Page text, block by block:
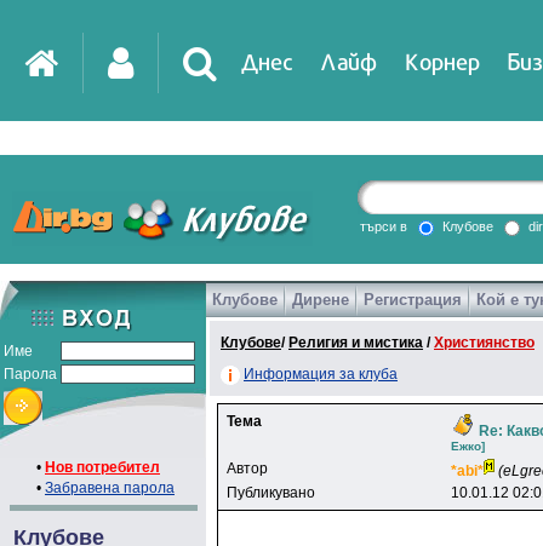
Днес Лайф Корнер
DirTV Impressio
Games
търси в Клубове
Име
Парола
• Нов потребител
• Забравена парола
Клубове
Клубове Дирене Регистрация Кой е
Клубове/ Религия и мистика /Християнство
Информация за клуба
Тема
Re:
Ежко]
Автор *abi*
Публикувано
10.01.12